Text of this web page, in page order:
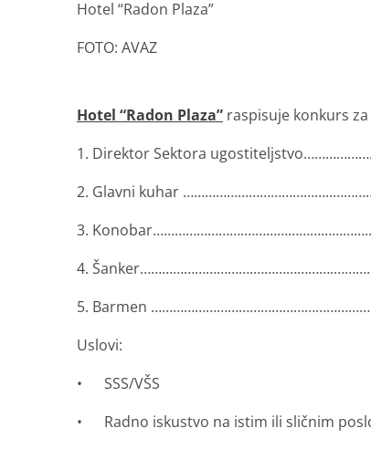
Hotel “Radon Plaza”
FOTO: AVAZ
Hotel “Radon Plaza” raspisuje konkurs
1. Direktor Sektora
2. Glavni kuhar
3.
4.
5. Barmen
Uslovi:
• SSS/VŠS
• Radno iskustvo na istim ili sličnim